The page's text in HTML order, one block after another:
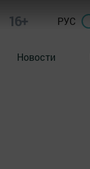
16+ РУС
Новости